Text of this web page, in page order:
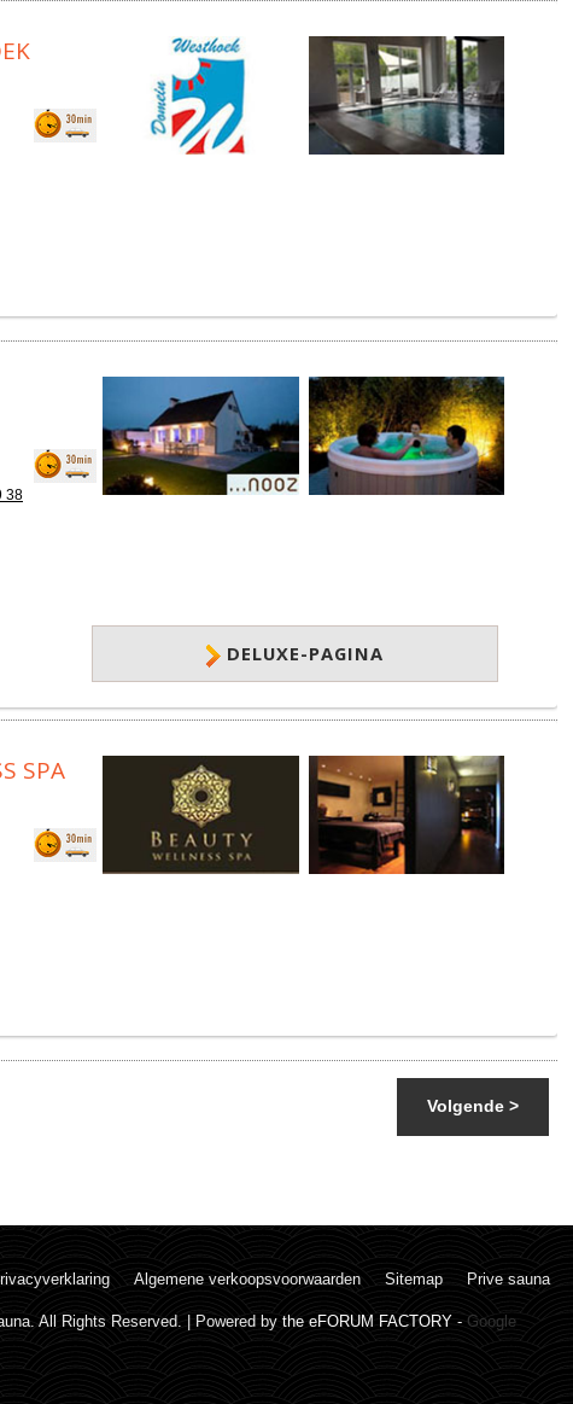
38
DELUXE-PAGINA
SPA
Volgende >
Algemene verkoopsvoorwaarden Sitemap Prive sauna
All Rights Reserved. | Powered by the eFORUM FACTORY - Google